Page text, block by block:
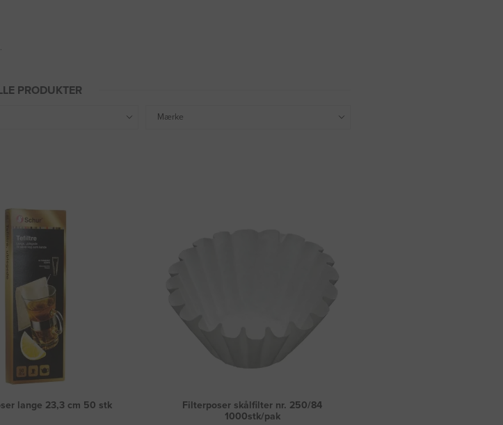
PRODUKTER
Mærke
lange 23,3 cm 50 stk
Filterposer skålfilter nr. 250/84
1000stk/pak